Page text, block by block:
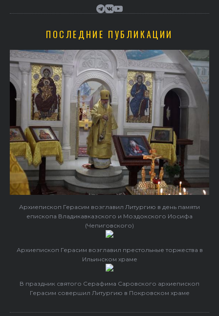
ПОСЛЕДНИЕ ПУБЛИКАЦИИ
Архиепископ Герасим возглавил Литургию в день памяти
епископа Владикавказского и Моздокского Иосифа
(Чепиговского)
Архиепископ Герасим возглавил престольные торжества в
Ильинском храме
В праздник святого Серафима Саровского архиепископ
Герасим совершил Литургию в Покровском храме